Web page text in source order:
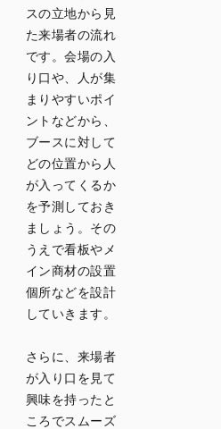
スの立地から見
た来場者の流れ
です。会場の入
り口や、人が集
まりやすいポイ
ントなどから、
ブースに対して
どの位置から人
が入ってくるか
を予測しておき
ましょう。その
うえで看板やメ
イン商材の設置
個所などを設計
していきます。
さらに、来場者
が入り口を見て
興味を持ったと
ころでスムーズ